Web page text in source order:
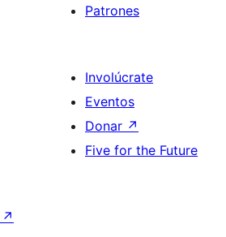
Patrones
Involúcrate
Eventos
Donar ↗
Five for the Future
↗